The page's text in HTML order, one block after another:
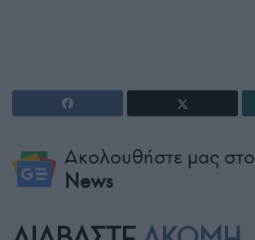
Ακολουθήστε μας στο
News